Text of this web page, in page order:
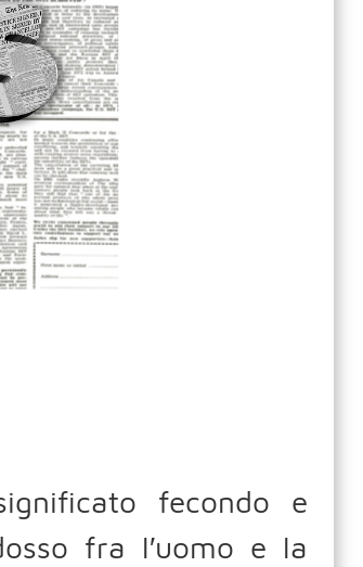
fecondo e
fra l′uomo e la